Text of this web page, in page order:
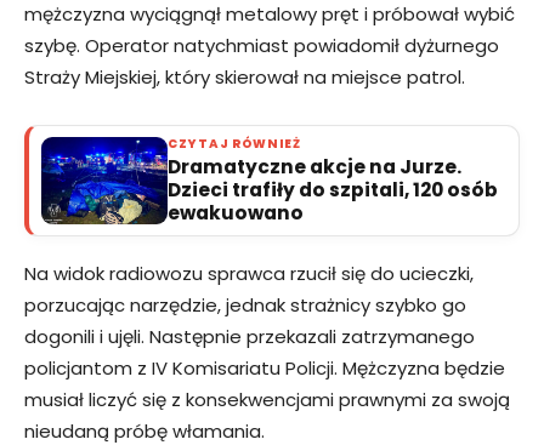
mężczyzna wyciągnął metalowy pręt i próbował wybić
szybę. Operator natychmiast powiadomił dyżurnego
Straży Miejskiej, który skierował na miejsce patrol.
CZYTAJ RÓWNIEŻ
Dramatyczne akcje na Jurze.
Dzieci trafiły do szpitali, 120 osób
ewakuowano
Na widok radiowozu sprawca rzucił się do ucieczki,
porzucając narzędzie, jednak strażnicy szybko go
dogonili i ujęli. Następnie przekazali zatrzymanego
policjantom z IV Komisariatu Policji. Mężczyzna będzie
musiał liczyć się z konsekwencjami prawnymi za swoją
nieudaną próbę włamania.